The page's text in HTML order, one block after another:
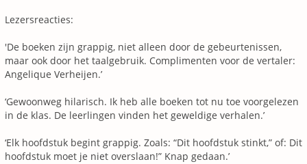
Lezersreacties:
'De boeken zijn grappig, niet alleen door de gebeurtenissen,
maar ook door het taalgebruik. Complimenten voor de vertaler:
Angelique Verheijen.’
‘Gewoonweg hilarisch. Ik heb alle boeken tot nu toe voorgelezen
in de klas. De leerlingen vinden het geweldige verhalen.’
‘Elk hoofdstuk begint grappig. Zoals: “Dit hoofdstuk stinkt,” of: Dit
hoofdstuk moet je niet overslaan!” Knap gedaan.’